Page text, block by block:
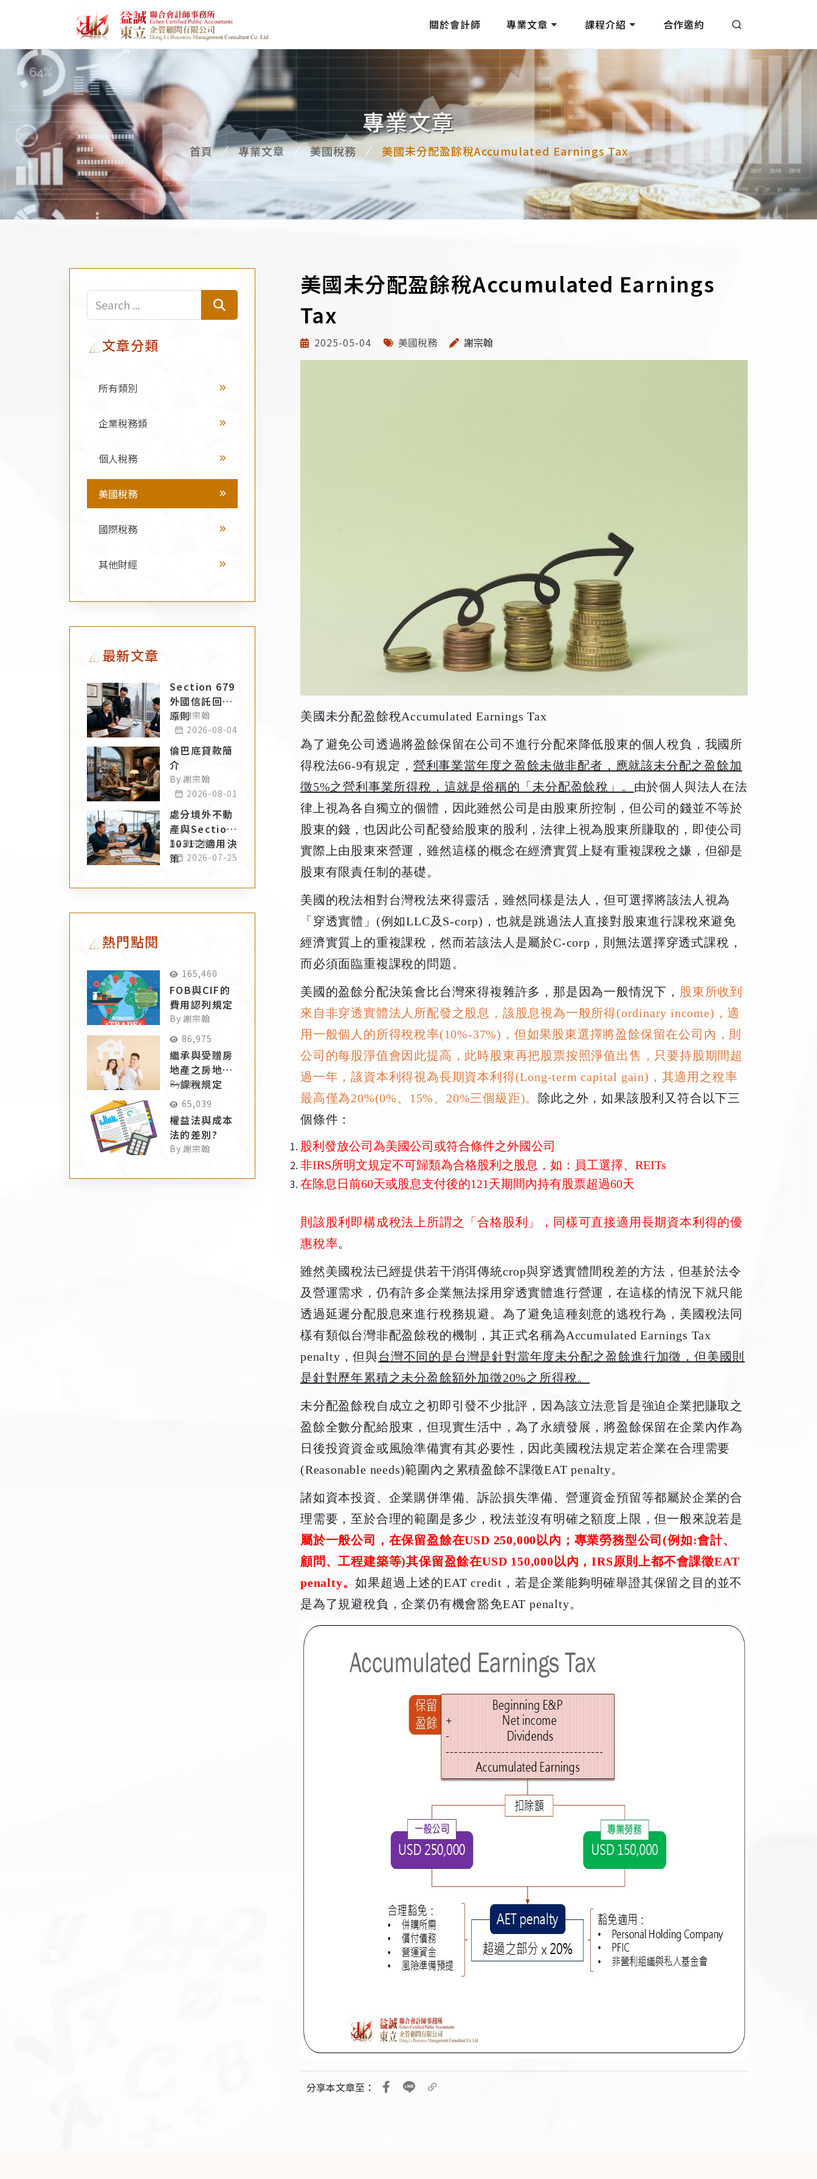
關於會計師 專業文章 課程介紹 合作邀約
專業文章
首頁 專業文章 美國稅務 美國未分配盈餘稅Accumulated Earnings Tax
文章分類
所有類別
企業稅務類
個人稅務
美國稅務
國際稅務
其他財經
最新文章
Section 679
外國信託回溯
原則
By 謝宗翰
2026-08-04
倫巴底貸款簡
介
By 謝宗翰
2026-08-01
處分境外不動
產與Section
1031之適用決
策
By 謝宗翰
2026-07-25
熱門點閱
165,460
FOB與CIF的
費用認列規定
By 謝宗翰
86,975
繼承與受贈房
地產之房地合
一課稅規定
By 謝宗翰
65,039
權益法與成本
法的差別?
By 謝宗翰
美國未分配盈餘稅Accumulated Earnings
Tax
2025-05-04 美國稅務 謝宗翰
美國未分配盈餘稅Accumulated Earnings Tax
為了避免公司透過將盈餘保留在公司不進行分配來降低股東的個人稅負，我國所
得稅法66-9有規定， 營利事業當年度之盈餘未做非配者，應就該未分配之盈餘加
徵5%之營利事業所得稅，這就是俗稱的「未分配盈餘稅」。 由於個人與法人在法
律上視為各自獨立的個體，因此雖然公司是由股東所控制，但公司的錢並不等於
股東的錢，也因此公司配發給股東的股利，法律上視為股東所賺取的，即使公司
實際上由股東來營運，雖然這樣的概念在經濟實質上疑有重複課稅之嫌，但卻是
股東有限責任制的基礎。
美國的稅法相對台灣稅法來得靈活，雖然同樣是法人，但可選擇將該法人視為
「穿透實體」(例如LLC及S-corp)，也就是跳過法人直接對股東進行課稅來避免
經濟實質上的重複課稅，然而若該法人是屬於C-corp，則無法選擇穿透式課稅，
而必須面臨重複課稅的問題。
美國的盈餘分配決策會比台灣來得複雜許多，那是因為一般情況下， 股東所收到
來自非穿透實體法人所配發之股息，該股息視為一般所得(ordinary income)，適
用一般個人的所得稅稅率(10%-37%)，但如果股東選擇將盈餘保留在公司內，則
公司的每股淨值會因此提高，此時股東再把股票按照淨值出售，只要持股期間超
過一年，該資本利得視為長期資本利得(Long-term capital gain)，其適用之稅率
最高僅為20%(0%、15%、20%三個級距)。 除此之外，如果該股利又符合以下三
個條件：
股利發放公司為美國公司或符合條件之外國公司
非IRS所明文規定不可歸類為合格股利之股息，如：員工選擇、REITs
在除息日前60天或股息支付後的121天期間內持有股票超過60天
則該股利即構成稅法上所謂之「合格股利」，同樣可直接適用長期資本利得的優
惠稅率。
雖然美國稅法已經提供若干消弭傳統crop與穿透實體間稅差的方法，但基於法令
及營運需求，仍有許多企業無法採用穿透實體進行營運，在這樣的情況下就只能
透過延遲分配股息來進行稅務規避。為了避免這種刻意的逃稅行為，美國稅法同
樣有類似台灣非配盈餘稅的機制，其正式名稱為Accumulated Earnings Tax
penalty，但與台灣不同的是台灣是針對當年度未分配之盈餘進行加徵，但美國則
是針對歷年累積之未分盈餘額外加徵20%之所得稅。
未分配盈餘稅自成立之初即引發不少批評，因為該立法意旨是強迫企業把賺取之
盈餘全數分配給股東，但現實生活中，為了永續發展，將盈餘保留在企業內作為
日後投資資金或風險準備實有其必要性，因此美國稅法規定若企業在合理需要
(Reasonable needs)範圍內之累積盈餘不課徵EAT penalty。
諸如資本投資、企業購併準備、訴訟損失準備、營運資金預留等都屬於企業的合
理需要，至於合理的範圍是多少，稅法並沒有明確之額度上限，但一般來說若是
屬於一般公司，在保留盈餘在USD 250,000以內；專業勞務型公司(例如:會計、
顧問、工程建築等)其保留盈餘在USD 150,000以內，IRS原則上都不會課徵EAT
penalty。如果超過上述的EAT credit，若是企業能夠明確舉證其保留之目的並不
是為了規避稅負，企業仍有機會豁免EAT penalty。
分享本文章至：